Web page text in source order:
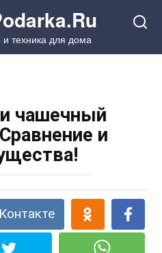
техника для дома
чашечный
и